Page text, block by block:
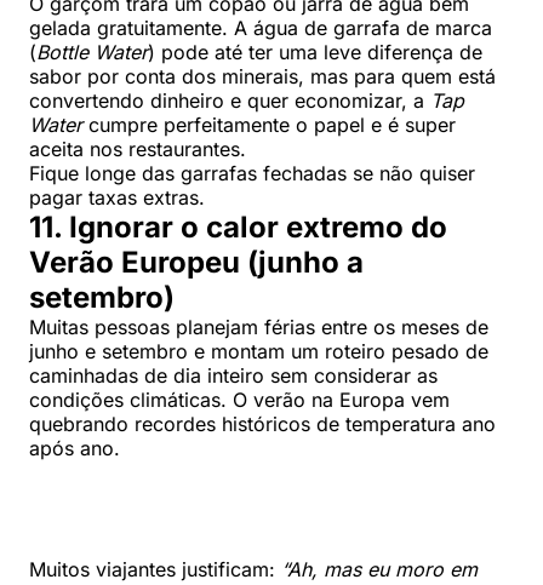
gelada gratuitamente. A água de garrafa de marca
(Bottle Water) pode até ter uma leve diferença de
sabor por conta dos minerais, mas para quem está
convertendo dinheiro e quer economizar, a Tap
Watercumpre perfeitamente o papel e é super
aceita nos restaurantes.
Fique longe das garrafas fechadas se não quiser
pagar taxas extras.
11. Ignorar o calor extremo do
Verão Europeu (junho a
setembro)
Muitas pessoas planejam férias entre os meses de
junho e setembro e montam um roteiro pesado de
caminhadas de dia inteiro sem considerar as
condições climáticas. O verão na Europa vem
quebrando recordes históricos de temperatura ano
após ano.
Muitos viajantes justificam: “Ah, mas eu moro em